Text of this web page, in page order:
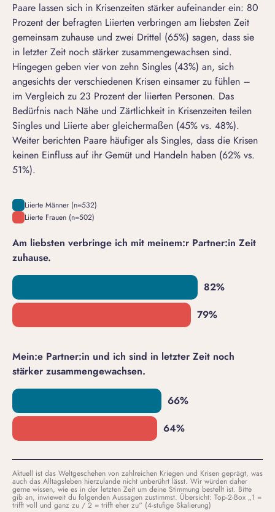
Paare lassen sich in Krisenzeiten stärker aufeinander ein: 80
Prozent der befragten Liierten verbringen am liebsten Zeit
gemeinsam zuhause und zwei Drittel (65%) sagen, dass sie
in letzter Zeit noch stärker zusammengewachsen sind.
Hingegen geben vier von zehn Singles (43%) an, sich
angesichts der verschiedenen Krisen einsamer zu fühlen –
im Vergleich zu 23 Prozent der liierten Personen. Das
Bedürfnis nach Nähe und Zärtlichkeit in Krisenzeiten teilen
Singles und Liierte aber gleichermaßen (45% vs. 48%).
Weiter berichten Paare häufiger als Singles, dass die Krisen
keinen Einfluss auf ihr Gemüt und Handeln haben (62% vs.
51%).
Liierte Männer (n=532)
Liierte Frauen (n=502)
Am liebsten verbringe ich mit meinem:r Partner:in Zeit
zuhause.
Mein:e Partner:in und ich sind in letzter Zeit noch
stärker zusammengewachsen.
Aktuell ist das Weltgeschehen von zahlreichen Kriegen und Krisen geprägt, was
auch das Alltagsleben hierzulande nicht unberührt lässt. Wir würden daher
gerne wissen, wie es in der letzten Zeit um deine Stimmung bestellt ist. Bitte
gib an, inwieweit du folgenden Aussagen zustimmst. Übersicht: Top-2-Box „1 =
trifft voll und ganz zu / 2 = trifft eher zu“ (4-stufige Skalierung)